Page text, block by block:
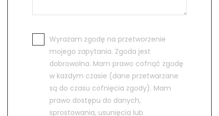
Wyrażam zgodę na przetworzenie
mojego zapytania. Zgoda jest
dobrowolna. Mam prawo cofnąć zgodę
w każdym czasie (dane przetwarzane
są do czasu cofnięcia zgody). Mam
prawo dostępu do danych,
sprostowania, usunięcia lub